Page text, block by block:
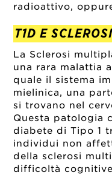
radioattivo,
T1D E
La Sclerosi
una rara malattia
quale il sistema
mielinica, una
si trovano nel
Questa patologia
diabete di Tipo 1
individui non
della sclerosi
difficoltà